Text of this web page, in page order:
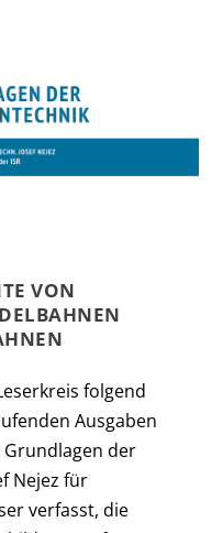
VON
folgend
Ausgaben
Grundlagen der
Nejez für
verfasst, die